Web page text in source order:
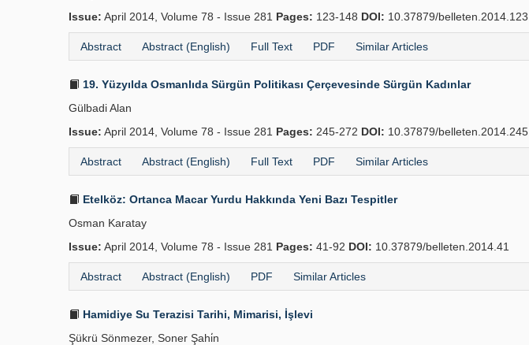
Issue: April 2014, Volume 78 - Issue 281 Pages: 123-148 DOI: 10.37879/belleten.2014.123
Abstract Abstract (English) Full Text PDF Similar Articles
19. Yüzyılda Osmanlıda Sürgün Politikası Çerçevesinde Sürgün Kadınlar
Gülbadi Alan
Issue: April 2014, Volume 78 - Issue 281 Pages: 245-272 DOI: 10.37879/belleten.2014.245
Abstract Abstract (English) Full Text PDF Similar Articles
Etelköz: Ortanca Macar Yurdu Hakkında Yeni Bazı Tespitler
Osman Karatay
Issue: April 2014, Volume 78 - Issue 281 Pages: 41-92 DOI: 10.37879/belleten.2014.41
Abstract Abstract (English) PDF Similar Articles
Hamidiye Su Terazisi Tarihi, Mimarisi, İşlevi
Şükrü Sönmezer, Soner Şahi̇n